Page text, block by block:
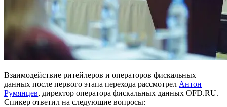
Взаимодействие ритейлеров и операторов фискальных
данных после первого этапа перехода рассмотрел Антон
Румянцев, директор оператора фискальных данных OFD.RU.
Спикер ответил на следующие вопросы: